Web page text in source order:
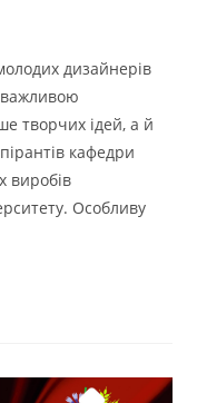
дизайнерів
важливою
творчих ідей, а й
кафедри
виробів
Особливу